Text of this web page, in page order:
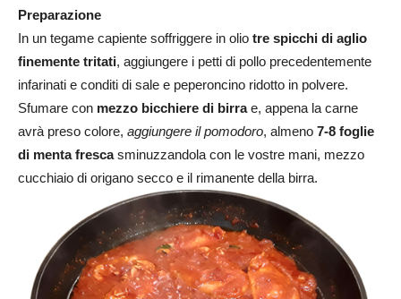
Preparazione
In un tegame capiente soffriggere in olio tre spicchi di aglio
finemente tritati, aggiungere i petti di pollo precedentemente
infarinati e conditi di sale e peperoncino ridotto in polvere.
Sfumare con mezzo bicchiere di birrae, appena la carne
avrà preso colore, aggiungere il pomodoro, almeno 7-8 foglie
di menta frescasminuzzandola con le vostre mani, mezzo
cucchiaio di origano secco e il rimanente della birra.